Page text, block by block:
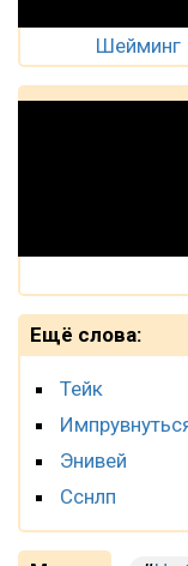
Шейминг
Ещё слова:
Тейк
Энивей
Сснлп